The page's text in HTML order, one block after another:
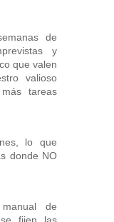
de
y
que valen
valioso
tareas
lo que
donde NO
de